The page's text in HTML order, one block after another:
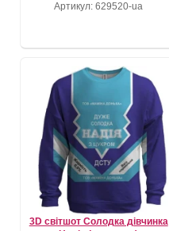
Артикул: 629520-ua
3D світшот Солодка дівчинка